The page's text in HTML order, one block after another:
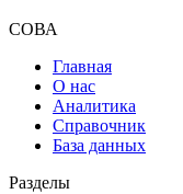
СОВА
Главная
О нас
Аналитика
Справочник
База данных
Разделы